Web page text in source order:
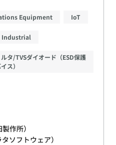
Equipment IoT
Industrial
タ/TVSダイオード（ESD保護
ス）
作所）
ソフトウェア）